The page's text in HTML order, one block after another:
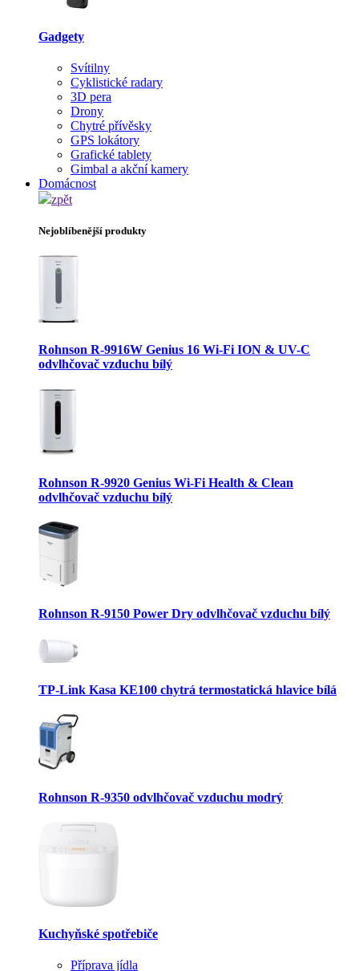
Gadgety
Svítilny
Cyklistické radary
3D pera
Drony
Chytré přívěsky
GPS lokátory
Grafické tablety
Gimbal a akční kamery
Domácnost
zpět
Nejoblíbenější produkty
Rohnson R-9916W Genius 16 Wi-Fi ION & UV-C
odvlhčovač vzduchu bílý
Rohnson R-9920 Genius Wi-Fi Health & Clean
odvlhčovač vzduchu bílý
Rohnson R-9150 Power Dry odvlhčovač vzduchu bílý
TP-Link Kasa KE100 chytrá termostatická hlavice bílá
Rohnson R-9350 odvlhčovač vzduchu modrý
Kuchyňské spotřebiče
Příprava jídla